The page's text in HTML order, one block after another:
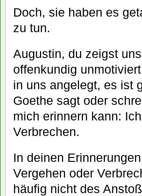
Doch, sie haben es
zu tun.
Augustin, du zeigst
offenkundig
in uns angelegt, es ist
Goethe sagt oder
mich erinnern kann:
Verbrechen.
In deinen
Vergehen oder
häufig nicht des